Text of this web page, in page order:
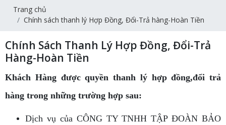
Trang chủ
Chính sách thanh lý Hợp Đồng, Đổi-Trả hàng-Hoàn Tiền
Chính Sách Thanh Lý Hợp Đồng, Đổi-Trả
Hàng-Hoàn Tiền
Khách Hàng được quyền thanh lý hợp đồng,đổi trả
hàng trong những trường hợp sau:
Dịch vụ của CÔNG TY TNHH TẬP ĐOÀN BẢO